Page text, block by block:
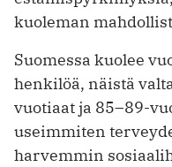
kuoleman
Suomessa kuolee
henkilöä, näistä
vuotiaat ja 85–89-
useimmiten
harvemmin